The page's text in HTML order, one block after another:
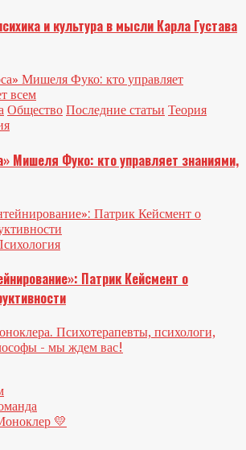
и культура в мысли Карла Густава
Общество Последние статьи Теория
Мишеля Фуко: кто управляет знаниями,
Патрик Кейсмент о
💛